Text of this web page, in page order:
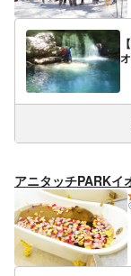
アニタッチPARKイ